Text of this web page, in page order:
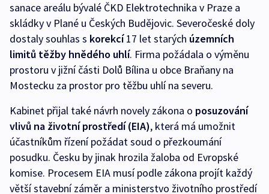
sanace areálu bývalé ČKD Elektrotechnika v Praze a
skládky v Plané u Českých Budějovic. Severočeské doly
dostaly souhlas s korekcí17 let starých územních
limitů těžby hnědého uhlí. Firma požádala o výměnu
prostoru v jižní části Dolů Bílina u obce Braňany na
Mostecku za prostor pro těžbu uhlí na severu.
Kabinet přijal také návrh novely zákona o posuzování
vlivů na životní prostředí (EIA), která má umožnit
účastníkům řízení požádat soud o přezkoumání
posudku. Česku by jinak hrozila žaloba od Evropské
komise. Procesem EIA musí podle zákona projít každý
větší stavební záměr a ministerstvo životního prostředí